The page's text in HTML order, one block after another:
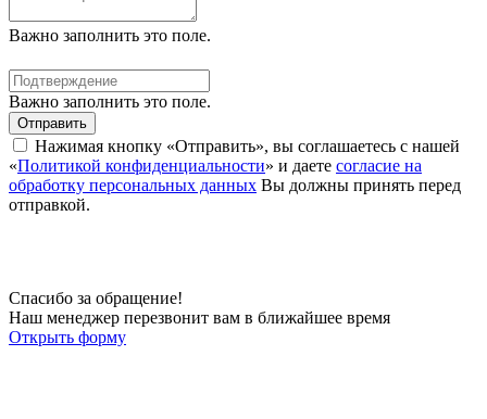
Важно заполнить это поле.
Важно заполнить это поле.
Отправить
Нажимая кнопку «Отправить», вы соглашаетесь с нашей
«Политикой конфиденциальности» и даете согласие на
обработку персональных данных Вы должны принять перед
отправкой.
Спасибо за обращение!
Наш менеджер перезвонит вам в ближайшее время
Открыть форму